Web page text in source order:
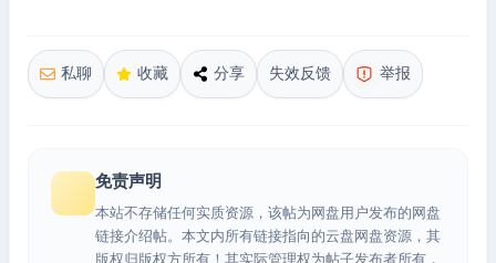
私聊 收藏 分享 失效反馈 举报
免责声明
本站不存储任何实质资源，该帖为网盘用户发布的网盘
链接介绍帖。本文内所有链接指向的云盘网盘资源，其
版权归版权方所有！其实际管理权为帖子发布者所有，